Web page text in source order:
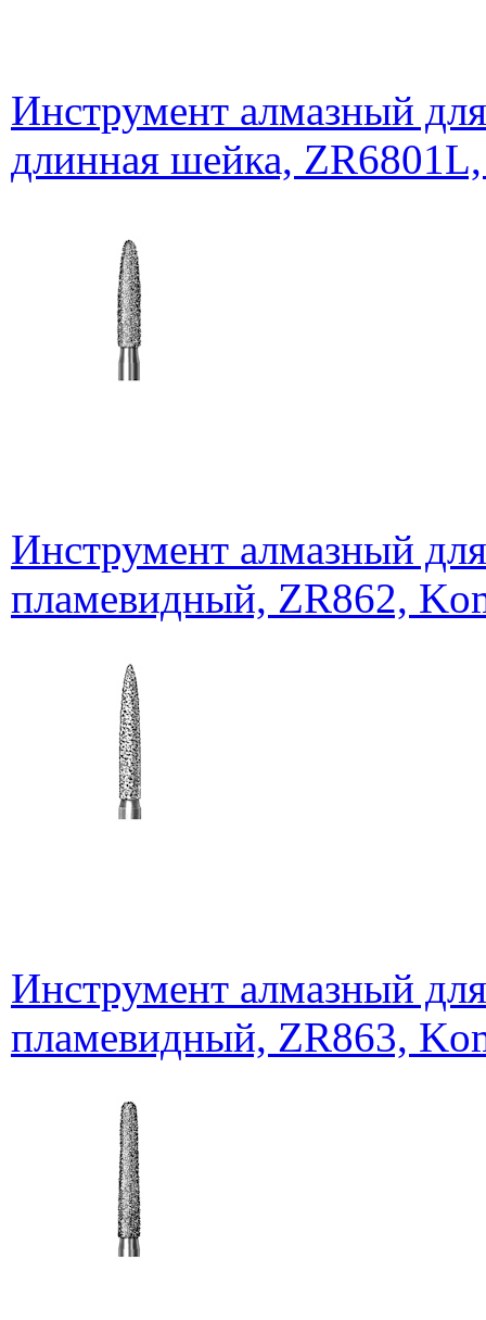
Инструмент алмазный
длинная шейка,
Инструмент алмазный
пламевидный, ZR862,
Инструмент алмазный
пламевидный, ZR863,